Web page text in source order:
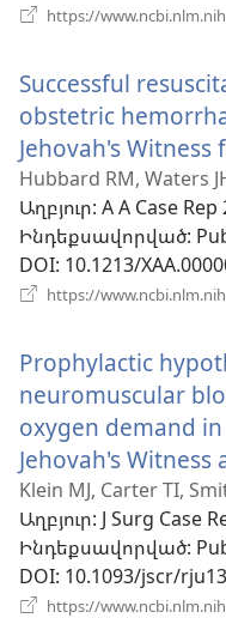
https://
Successful
obstetric
Jehovah's
Hubbard RM, Waters
Աղբյուր‎: A A Case
Ինդեքսավորված‎:
DOI‎: 10.1213/
https://
Prophylactic
neuromuscular
oxygen demand
Jehovah's
Klein MJ, Carter TI,
Աղբյուր‎: J Surg Case
Ինդեքսավորված‎:
DOI‎: 10.1093/jscr/
https://